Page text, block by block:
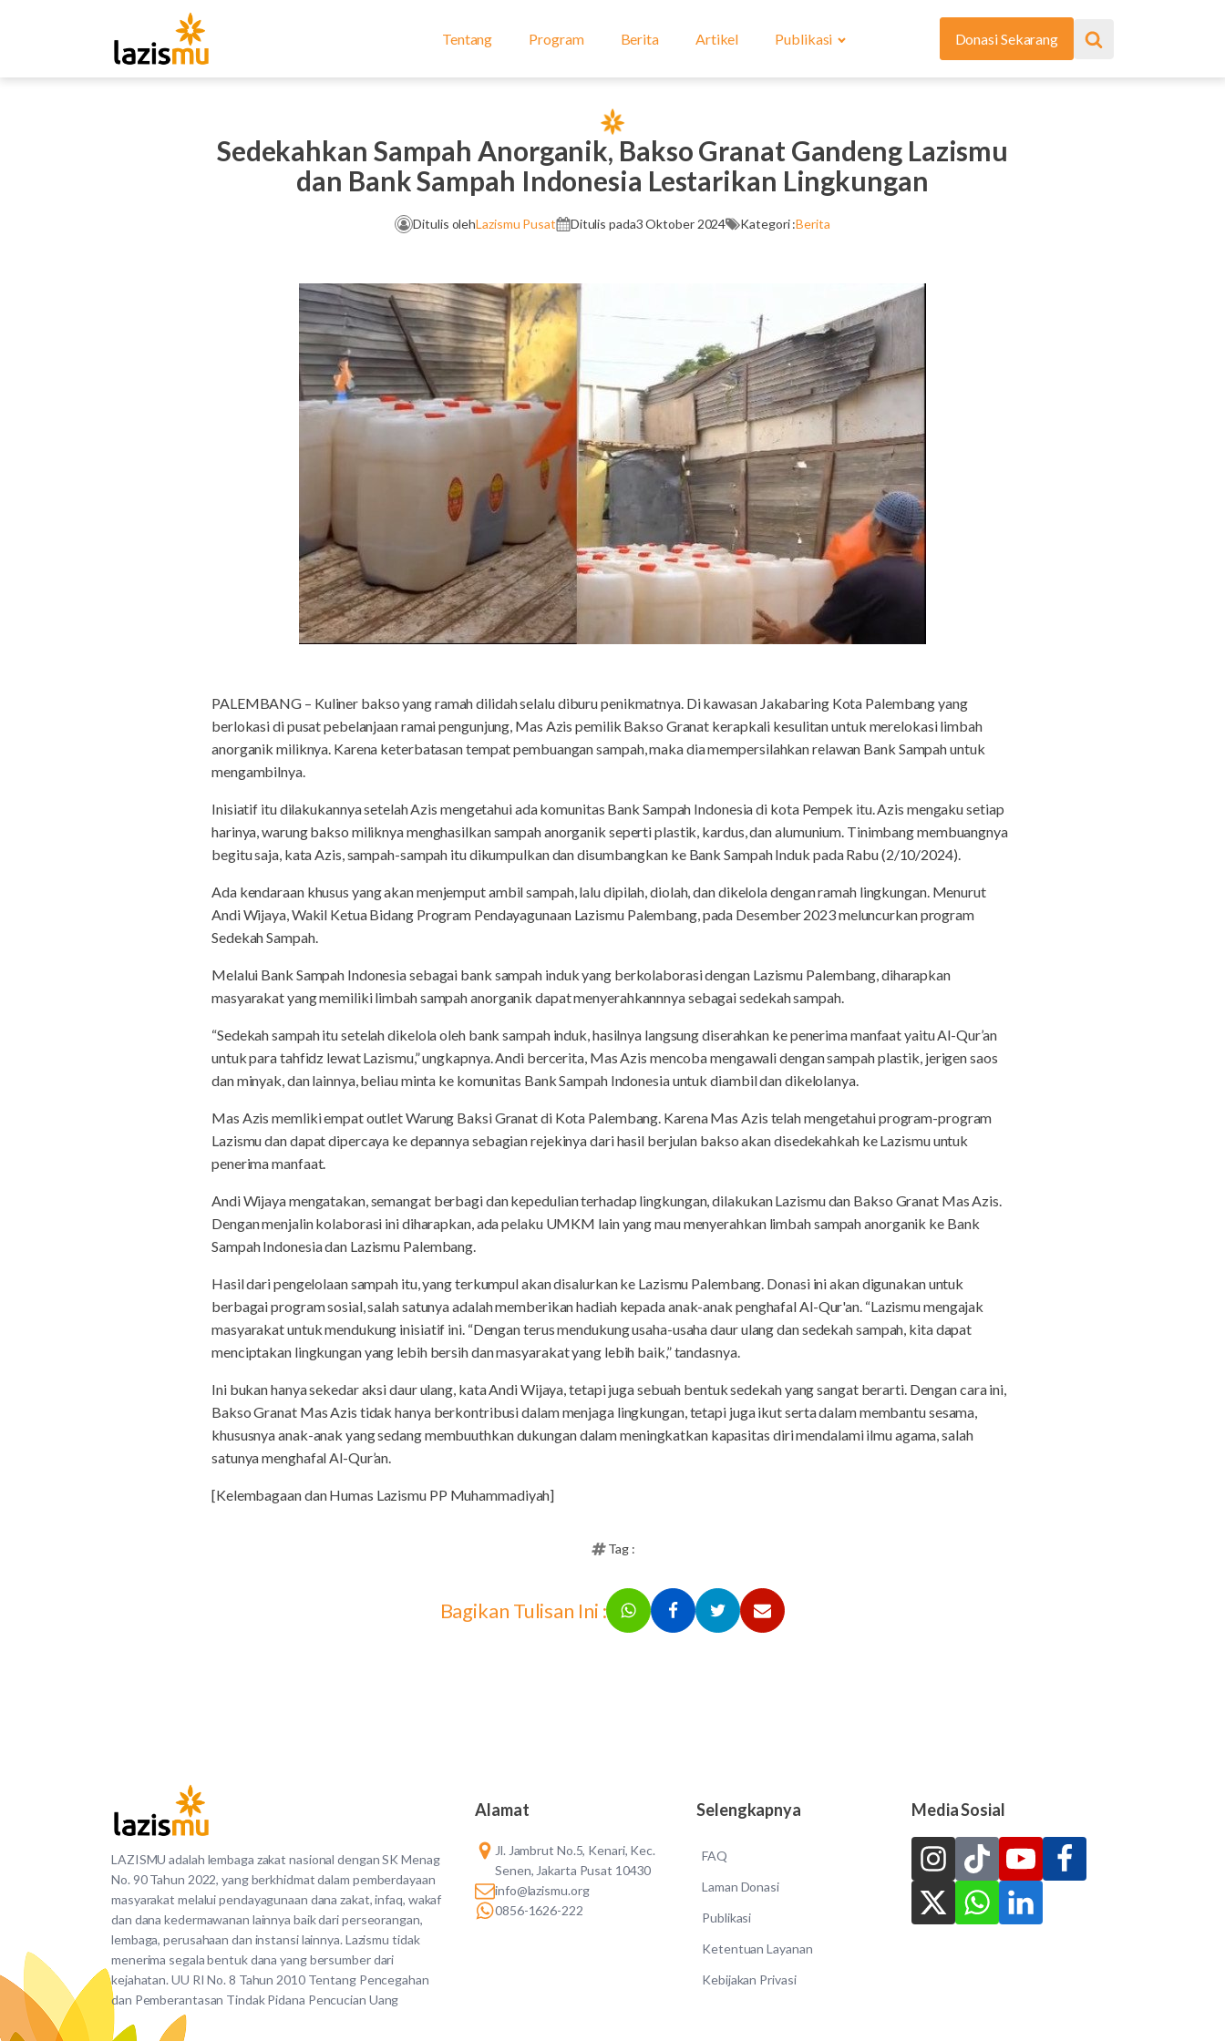
Tentang Program Berita Artikel Publikasi Donasi Sekarang
Sedekahkan Sampah Anorganik, Bakso Granat Gandeng Lazismu
dan Bank Sampah Indonesia Lestarikan Lingkungan
Ditulis olehLazismu Pusat Ditulis pada3 Oktober 2024 Kategori :Berita
PALEMBANG – Kuliner bakso yang ramah dilidah selalu diburu penikmatnya. Di kawasan Jakabaring Kota Palembang yang
berlokasi di pusat pebelanjaan ramai pengunjung, Mas Azis pemilik Bakso Granat kerapkali kesulitan untuk merelokasi limbah
anorganik miliknya. Karena keterbatasan tempat pembuangan sampah, maka dia mempersilahkan relawan Bank Sampah untuk
mengambilnya.
Inisiatif itu dilakukannya setelah Azis mengetahui ada komunitas Bank Sampah Indonesia di kota Pempek itu. Azis mengaku setiap
harinya, warung bakso miliknya menghasilkan sampah anorganik seperti plastik, kardus, dan alumunium. Tinimbang membuangnya
begitu saja, kata Azis, sampah-sampah itu dikumpulkan dan disumbangkan ke Bank Sampah Induk pada Rabu (2/10/2024).
Ada kendaraan khusus yang akan menjemput ambil sampah, lalu dipilah, diolah, dan dikelola dengan ramah lingkungan. Menurut
Andi Wijaya, Wakil Ketua Bidang Program Pendayagunaan Lazismu Palembang, pada Desember 2023 meluncurkan program
Sedekah Sampah.
Melalui Bank Sampah Indonesia sebagai bank sampah induk yang berkolaborasi dengan Lazismu Palembang, diharapkan
masyarakat yang memiliki limbah sampah anorganik dapat menyerahkannnya sebagai sedekah sampah.
“Sedekah sampah itu setelah dikelola oleh bank sampah induk, hasilnya langsung diserahkan ke penerima manfaat yaitu Al-Qur’an
untuk para tahfidz lewat Lazismu,” ungkapnya. Andi bercerita, Mas Azis mencoba mengawali dengan sampah plastik, jerigen saos
dan minyak, dan lainnya, beliau minta ke komunitas Bank Sampah Indonesia untuk diambil dan dikelolanya.
Mas Azis memliki empat outlet Warung Baksi Granat di Kota Palembang. Karena Mas Azis telah mengetahui program-program
Lazismu dan dapat dipercaya ke depannya sebagian rejekinya dari hasil berjulan bakso akan disedekahkah ke Lazismu untuk
penerima manfaat.
Andi Wijaya mengatakan, semangat berbagi dan kepedulian terhadap lingkungan, dilakukan Lazismu dan Bakso Granat Mas Azis.
Dengan menjalin kolaborasi ini diharapkan, ada pelaku UMKM lain yang mau menyerahkan limbah sampah anorganik ke Bank
Sampah Indonesia dan Lazismu Palembang.
Hasil dari pengelolaan sampah itu, yang terkumpul akan disalurkan ke Lazismu Palembang. Donasi ini akan digunakan untuk
berbagai program sosial, salah satunya adalah memberikan hadiah kepada anak-anak penghafal Al-Qur'an. “Lazismu mengajak
masyarakat untuk mendukung inisiatif ini. “Dengan terus mendukung usaha-usaha daur ulang dan sedekah sampah, kita dapat
menciptakan lingkungan yang lebih bersih dan masyarakat yang lebih baik,” tandasnya.
Ini bukan hanya sekedar aksi daur ulang, kata Andi Wijaya, tetapi juga sebuah bentuk sedekah yang sangat berarti. Dengan cara ini,
Bakso Granat Mas Azis tidak hanya berkontribusi dalam menjaga lingkungan, tetapi juga ikut serta dalam membantu sesama,
khususnya anak-anak yang sedang membuuthkan dukungan dalam meningkatkan kapasitas diri mendalami ilmu agama, salah
satunya menghafal Al-Qur’an.
[Kelembagaan dan Humas Lazismu PP Muhammadiyah]
Tag :
Bagikan Tulisan Ini :
LAZISMU adalah lembaga zakat nasional dengan SK Menag
No. 90 Tahun 2022, yang berkhidmat dalam pemberdayaan
masyarakat melalui pendayagunaan dana zakat, infaq, wakaf
dan dana kedermawanan lainnya baik dari perseorangan,
lembaga, perusahaan dan instansi lainnya. Lazismu tidak
menerima segala bentuk dana yang bersumber dari
kejahatan. UU RI No. 8 Tahun 2010 Tentang Pencegahan
dan Pemberantasan Tindak Pidana Pencucian Uang
Alamat
Jl. Jambrut No.5, Kenari, Kec.
Senen, Jakarta Pusat 10430
info@lazismu.org
0856-1626-222
Selengkapnya
FAQ
Laman Donasi
Publikasi
Ketentuan Layanan
Kebijakan Privasi
Media Sosial